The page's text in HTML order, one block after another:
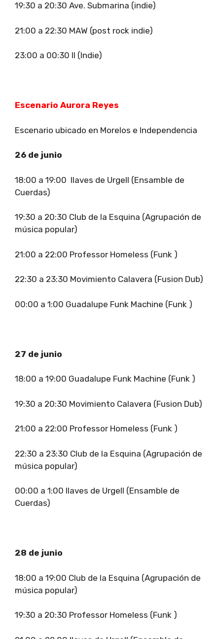
19:30 a 20:30 Ave. Submarina (indie)
21:00 a 22:30 MAW (post rock indie)
23:00 a 00:30 II (Indie)
Escenario Aurora Reyes
Escenario ubicado en Morelos e Independencia
26 de junio
18:00 a 19:00 llaves de Urgell (Ensamble de
Cuerdas)
19:30 a 20:30 Club de la Esquina (Agrupación de
música popular)
21:00 a 22:00 Professor Homeless (Funk )
22:30 a 23:30 Movimiento Calavera (Fusion Dub)
00:00 a 1:00 Guadalupe Funk Machine (Funk )
27 de junio
18:00 a 19:00 Guadalupe Funk Machine (Funk )
19:30 a 20:30 Movimiento Calavera (Fusion Dub)
21:00 a 22:00 Professor Homeless (Funk )
22:30 a 23:30 Club de la Esquina (Agrupación de
música popular)
00:00 a 1:00 llaves de Urgell (Ensamble de
Cuerdas)
28 de junio
18:00 a 19:00 Club de la Esquina (Agrupación de
música popular)
19:30 a 20:30 Professor Homeless (Funk )